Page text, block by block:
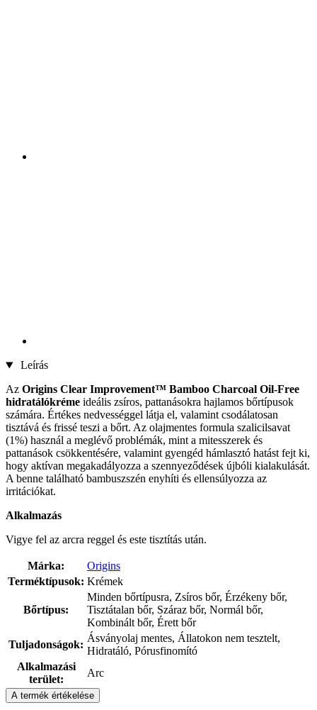
Leírás
Az Origins Clear Improvement™ Bamboo Charcoal Oil-Free
hidratálókréme ideális zsíros, pattanásokra hajlamos bőrtípusok
számára. Értékes nedvességgel látja el, valamint csodálatosan
tisztává és frissé teszi a bőrt. Az olajmentes formula szalicilsavat
(1%) használ a meglévő problémák, mint a mitesszerek és
pattanások csökkentésére, valamint gyengéd hámlasztó hatást fejt ki,
hogy aktívan megakadályozza a szennyeződések újbóli kialakulását.
A benne található bambuszszén enyhíti és ellensúlyozza az
irritációkat.
Alkalmazás
Vigye fel az arcra reggel és este tisztítás után.
Márka:
Origins
Terméktípusok: Krémek
Bőrtípus:
Minden bőrtípusra, Zsíros bőr, Érzékeny bőr,
Tisztátalan bőr, Száraz bőr, Normál bőr,
Kombinált bőr, Érett bőr
Tuljadonságok:
Ásványolaj mentes, Állatokon nem tesztelt,
Hidratáló, Pórusfinomító
Alkalmazási
terület:
Arc
A termék értékelése